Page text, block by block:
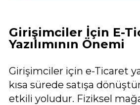
Girişimciler İçin E-
Yazılımının Önemi
Girişimciler için e-Ticaret
kısa sürede satışa
etkili yoludur. Fiziksel